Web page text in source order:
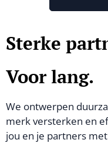
Sterke
Voor lang.
We ontwerpen
merk versterken en
jou en je partners